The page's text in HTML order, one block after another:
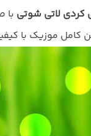
کردی لاتی شوتی با
کامل موزیک با کیفیت